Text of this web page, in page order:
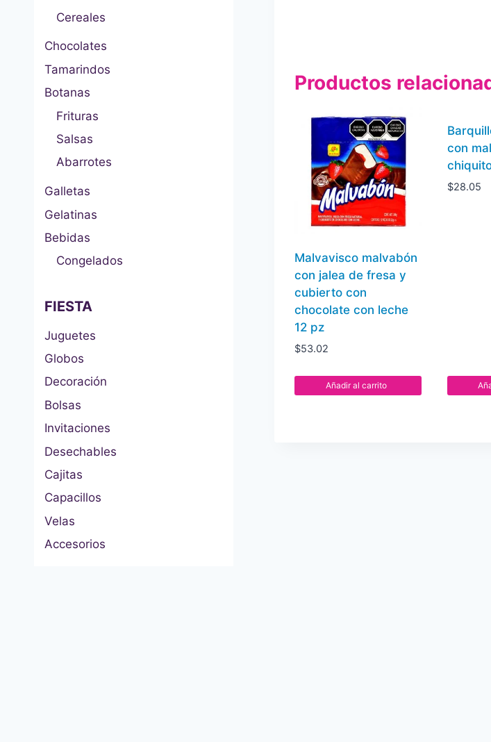
Productos
Malvavisco malvabón
con jalea de fresa y
cubierto con
chocolate con leche
12 pz
$53.02
Añadir al carrito
con
$28.05
Cereales
Chocolates
Tamarindos
Botanas
Frituras
Salsas
Abarrotes
Galletas
Gelatinas
Bebidas
Congelados
FIESTA
Juguetes
Globos
Decoración
Bolsas
Invitaciones
Desechables
Cajitas
Capacillos
Velas
Accesorios